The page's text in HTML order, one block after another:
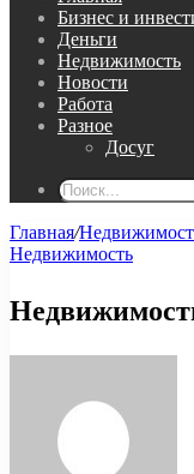
Бизнес и
Деньги
Недвижимость
Новости
Работа
Разное
Досуг
Главная/
Недвижимость